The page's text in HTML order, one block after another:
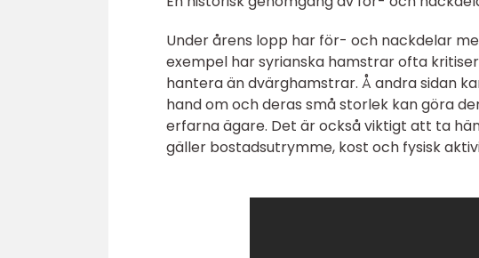
Under årens lopp har för- och nackdelar
exempel har syrianska hamstrar ofta
hantera än dvärghamstrar. Å andra sidan
hand om och deras små storlek kan göra
erfarna ägare. Det är också viktigt att ta
gäller bostadsutrymme, kost och fysisk